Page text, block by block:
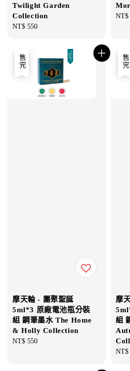
Twilight Garden
Collection
Regular
NT$ 550
NT$
售完
摩天輪 - 團聚聖誕
5ml*3 原廠電池瓶分裝
組 鋼筆墨水 The Home
& Holly Collection
Regular
NT$ 550
售完
摩
組
NT$